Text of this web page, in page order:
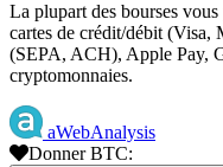
La plupart des bourses
cartes de crédit/débit (Visa,
(SEPA, ACH), Apple Pay,
cryptomonnaies.
aWebAnalysis
Donner BTC: